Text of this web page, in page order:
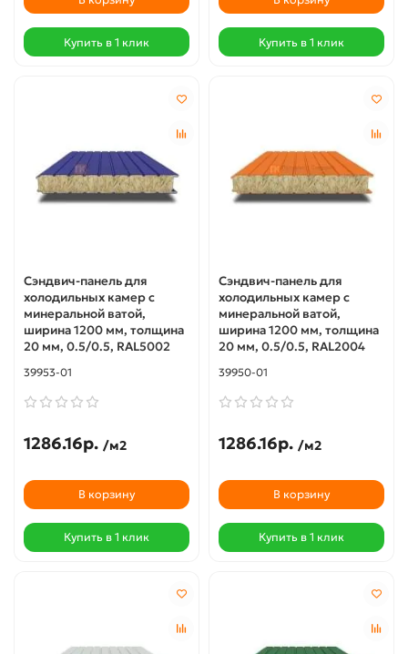
Купить в 1 клик Купить в 1 клик
Сэндвич-панель для
холодильных камер с
минеральной ватой,
ширина 1200 мм, толщина
20 мм, 0.5/0.5, RAL5002
39953-01
1286.16р. /м2
В корзину
Купить в 1 клик
Сэндвич-панель для
холодильных камер с
минеральной ватой,
ширина 1200 мм, толщина
20 мм, 0.5/0.5, RAL2004
39950-01
1286.16р. /м2
В корзину
Купить в 1 клик